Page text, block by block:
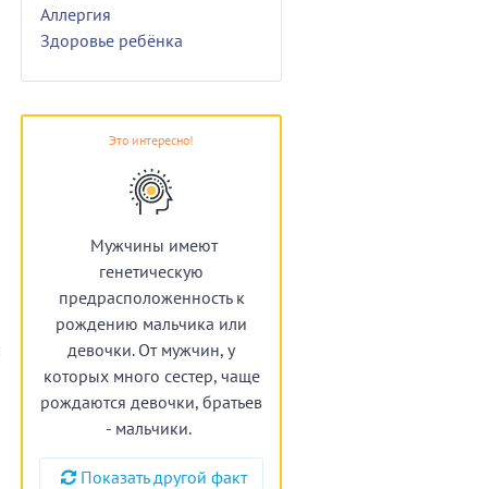
Аллергия
Здоровье ребёнка
Это интересно!
Мужчины имеют
генетическую
предрасположенность к
рождению мальчика или
девочки. От мужчин, у
которых много сестер, чаще
рождаются девочки, братьев
- мальчики.
Показать другой факт